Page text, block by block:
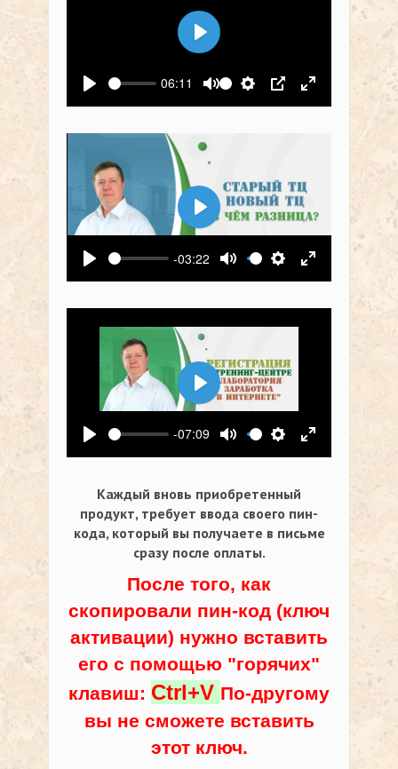
Воспроизвести
06:11
Выключить звук
Настройки
PIP На весь
Воспроизвести
Воспроизвести
-03:22
Выключить звук
Настройки
На весь
Воспроизвести
Воспроизвести
-07:09
Выключить звук
Настройки
На весь
Воспроизвести
Каждый вновь приобретенный
продукт, требует ввода своего пин-
кода, который вы получаете в письме
сразу после оплаты.
После того, как
скопировали пин-код (ключ
активации) нужно вставить
его с помощью "горячих"
клавиш: Ctrl+V По-другому
вы не сможете вставить
этот ключ.